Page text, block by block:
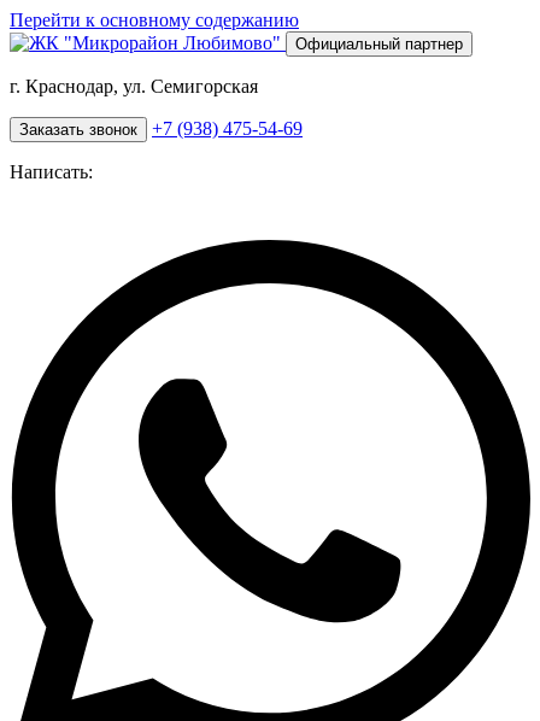
Перейти к основному содержанию
Официальный партнер
г. Краснодар, ул. Семигорская
Заказать звонок +7 (938) 475-54-69
Написать: